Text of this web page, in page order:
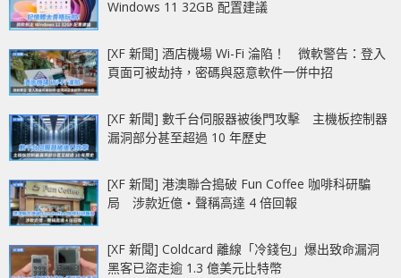
Windows 11 32GB 配置建議
[XF 新聞] 酒店機場 Wi-Fi 淪陷！ 微軟警告：登入
頁面可被劫持，密碼與惡意軟件一併中招
[XF 新聞] 數千台伺服器被後門攻擊 主機板控制器
漏洞部分甚至超過 10 年歷史
[XF 新聞] 港澳聯合搗破 Fun Coffee 咖啡科研騙
局 涉款近億‧聲稱高達 4 倍回報
[XF 新聞] Coldcard 離線「冷錢包」爆出致命漏洞
黑客已盜走逾 1.3 億美元比特幣